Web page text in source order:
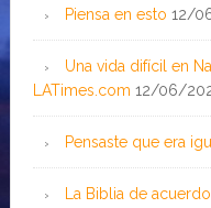
Piensa en esto 12/
Una vida difícil en
LATimes.com 12/06/
Pensaste que era
La Biblia de